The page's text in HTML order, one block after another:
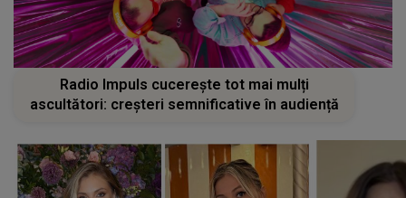
Radio Impuls cucerește tot mai mulți
ascultători: creșteri semnificative în audiență